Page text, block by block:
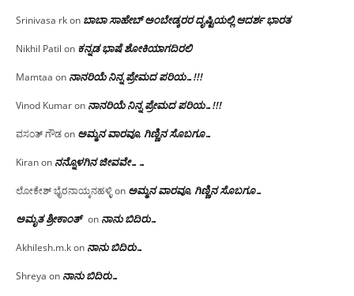
Srinivasa rkon ಬಾಬಾ ಸಾಹೇಬ್ ಅಂಬೇಡ್ಕರರ ದೃಷ್ಟಿಯಲ್ಲಿ ಆದರ್ಶ ಭಾರತ
Nikhil Patil on ಕನ್ನಡ ಭಾಷೆ ಶೋಕಿಯಾಗದಿರಲಿ
Mamtaa on ನಾನರಿಯೆ ನಿನ್ನ ಪ್ರೇಮದ ಪರಿಯ…!!!
Vinod Kumaron ನಾನರಿಯೆ ನಿನ್ನ ಪ್ರೇಮದ ಪರಿಯ…!!!
ವಸಂತ್ ಗೌಡon ಅಮ್ಮನ ವಾರವೂ, ಗಿಣ್ಣಿನ ಸೊಬಗೂ…
Kiranon ನನ್ನೊಳಗಿನ ಜೀವವೇ……
ಲೋಕೇಶ್ ಭೈರನಾಯ್ಕನಹಳ್ಳಿon ಅಮ್ಮನ ವಾರವೂ, ಗಿಣ್ಣಿನ ಸೊಬಗೂ…
ಅಮೃತ ಶ್ರೀಕಾಂತ್ on ನಾನು ಬಿದಿರು…
Akhilesh.m.kon ನಾನು ಬಿದಿರು…
Shreya on ನಾನು ಬಿದಿರು…